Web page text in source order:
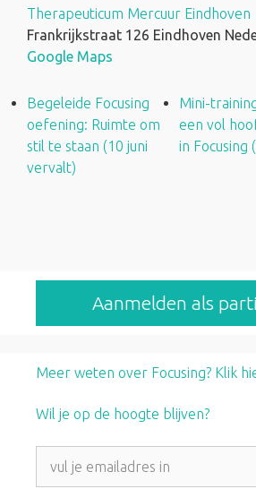
Therapeuticum Mercuur Eindhoven
Frankrijkstraat 126 Eindhoven
Google Maps
Begeleide Focusing
oefening: Ruimte om
stil te staan (10 juni
vervalt)
Mini-
een vol
in Focusing
Aanmelden als
Meer weten over Focusing? Klik
Wil je op de hoogte blijven?